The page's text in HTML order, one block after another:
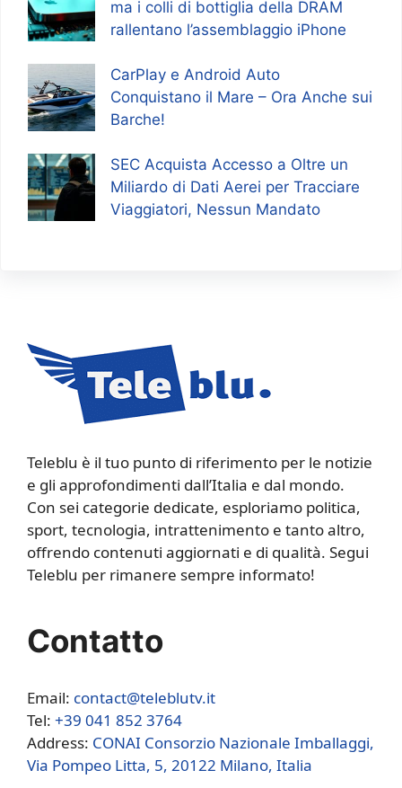
ma i colli di bottiglia della DRAM
rallentano l’assemblaggio iPhone
CarPlay e Android Auto
Conquistano il Mare – Ora Anche sui
Barche!
SEC Acquista Accesso a Oltre un
Miliardo di Dati Aerei per Tracciare
Viaggiatori, Nessun Mandato
Teleblu è il tuo punto di riferimento per le notizie
e gli approfondimenti dall’Italia e dal mondo.
Con sei categorie dedicate, esploriamo politica,
sport, tecnologia, intrattenimento e tanto altro,
offrendo contenuti aggiornati e di qualità. Segui
Teleblu per rimanere sempre informato!
Contatto
Email: contact@teleblutv.it
Tel: +39 041 852 3764
Address: CONAI Consorzio Nazionale Imballaggi,
Via Pompeo Litta, 5, 20122 Milano, Italia